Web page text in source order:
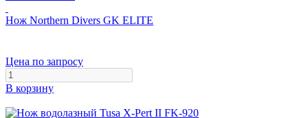
Нож Northern Divers GK ELITE
Цена по запросу
В корзину